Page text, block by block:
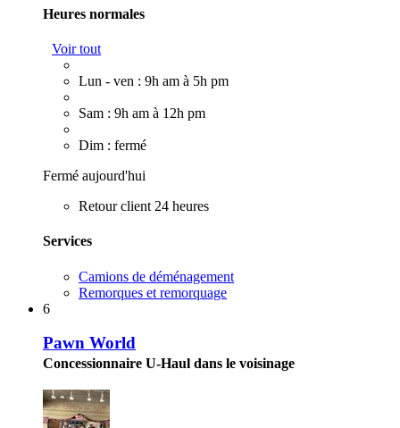
Heures normales
Voir tout
Lun - ven : 9h am à 5h pm
Sam : 9h am à 12h pm
Dim : fermé
Fermé aujourd'hui
Retour client 24 heures
Services
Camions de déménagement
Remorques et remorquage
6
Pawn World
Concessionnaire U-Haul dans le voisinage